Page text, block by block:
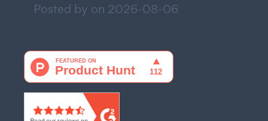
Posted by on 2026-08-06